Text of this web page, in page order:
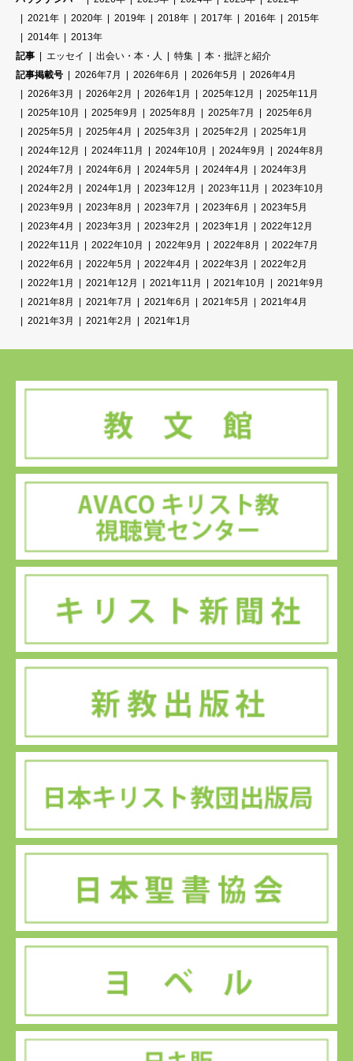
2021年
2020年 2019年 2018年 2017年 2016年
2015年
2014年
2013年
記事
エッセイ 出会い・本・人 特集
本・批評と紹介
記事掲載号
2026年7月 2026年6月 2026年5月
2026年4月
2026年3月
2026年2月 2026年1月 2025年12月
2025年11月
2025年10月
2025年9月 2025年8月 2025年7月
2025年6月
2025年5月
2025年4月 2025年3月 2025年2月
2025年1月
2024年12月
2024年11月 2024年10月 2024年9月
2024年8月
2024年7月
2024年6月 2024年5月 2024年4月
2024年3月
2024年2月
2024年1月 2023年12月 2023年11月
2023年10月
2023年9月
2023年8月 2023年7月 2023年6月
2023年5月
2023年4月
2023年3月 2023年2月 2023年1月
2022年12月
2022年11月
2022年10月 2022年9月 2022年8月
2022年7月
2022年6月
2022年5月 2022年4月 2022年3月
2022年2月
2022年1月
2021年12月 2021年11月 2021年10月
2021年9月
2021年8月
2021年7月 2021年6月 2021年5月
2021年4月
2021年3月
2021年2月 2021年1月